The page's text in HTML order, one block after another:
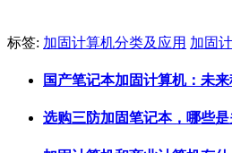
标签: 加固计算机分类及应用 加固
国产笔记本加固计算机：未
选购三防加固笔记本，哪些是